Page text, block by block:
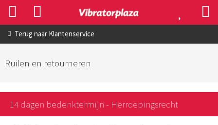
Terug naar Klantenservice
Ruilen en retourneren
14 dagen bedenktermijn - Herroepingsrecht